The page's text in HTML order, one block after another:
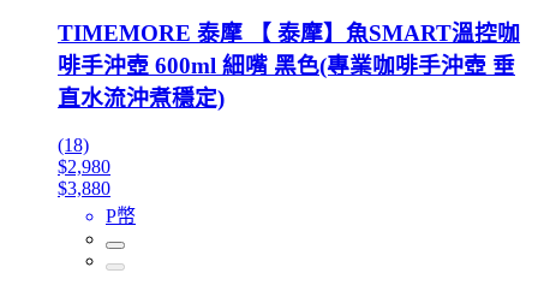
TIMEMORE 泰摩 【 泰摩】魚SMART溫控咖
啡手沖壺 600ml 細嘴 黑色(專業咖啡手沖壺 垂
直水流沖煮穩定)
(18)
$2,980
$3,880
P幣